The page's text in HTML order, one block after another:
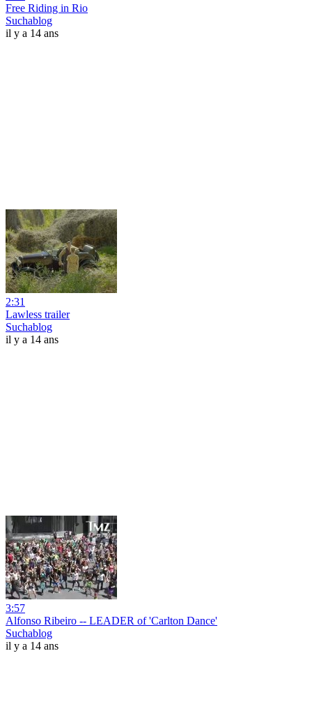
Free Riding in Rio
Suchablog
il y a 14 ans
2:31
Lawless trailer
Suchablog
il y a 14 ans
3:57
Alfonso Ribeiro -- LEADER of 'Carlton Dance'
Suchablog
il y a 14 ans